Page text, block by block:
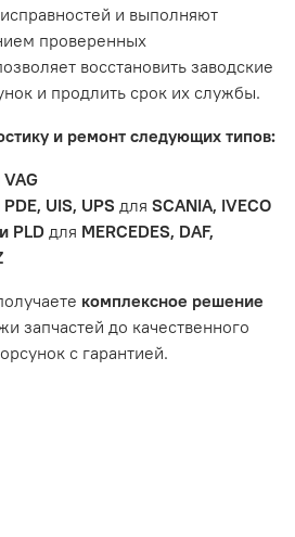
на следующие случаи:
материалом, который
сцепления, свечи зажигания
ДТП, неправильной установкой
системы или системы
и выполняют
проверенных
восстановить заводские
и продлить срок их службы.
и ремонт следующих типов:
UIS, UPS для SCANIA, IVECO
PLD для MERCEDES, DAF,
комплексное решение
запчастей до качественного
с гарантией.